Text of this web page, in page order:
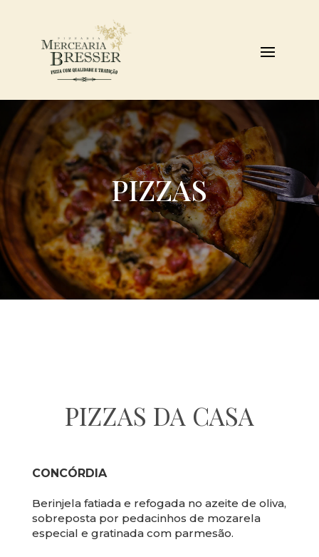
PIZZAS
PIZZAS DA CASA
CONCÓRDIA
Berinjela fatiada e refogada no azeite de oliva,
sobreposta por pedacinhos de mozarela
especial e gratinada com parmesão.